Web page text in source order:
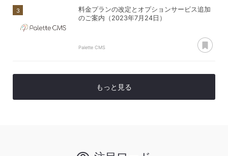
料金プランの改定とオプションサービス追加
のご案内（2023年7月24日）
Palette CMS
もっと見る